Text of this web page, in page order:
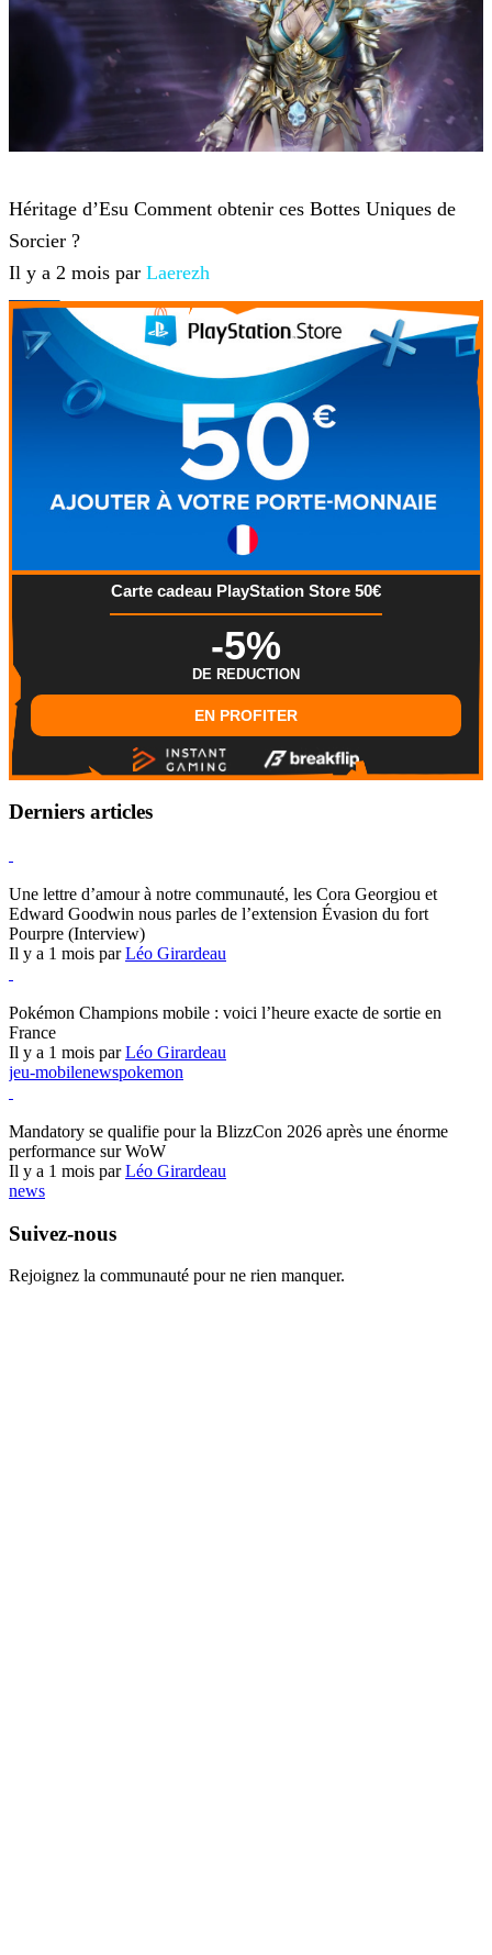
Héritage d’Esu Comment obtenir ces Bottes Uniques de
Sorcier ?
Il y a 2 mois par Laerezh
Carte cadeau PlayStation Store 50€
-5%
DE REDUCTION
EN PROFITER
Derniers articles
Une lettre d’amour à notre communauté, les Cora Georgiou et
Edward Goodwin nous parles de l’extension Évasion du fort
Pourpre (Interview)
Il y a 1 mois parLéo Girardeau
Pokémon Champions mobile : voici l’heure exacte de sortie en
France
Il y a 1 mois parLéo Girardeau
jeu-mobilenewspokemon
Mandatory se qualifie pour la BlizzCon 2026 après une énorme
performance sur WoW
Il y a 1 mois parLéo Girardeau
news
Suivez-nous
Rejoignez la communauté pour ne rien manquer.